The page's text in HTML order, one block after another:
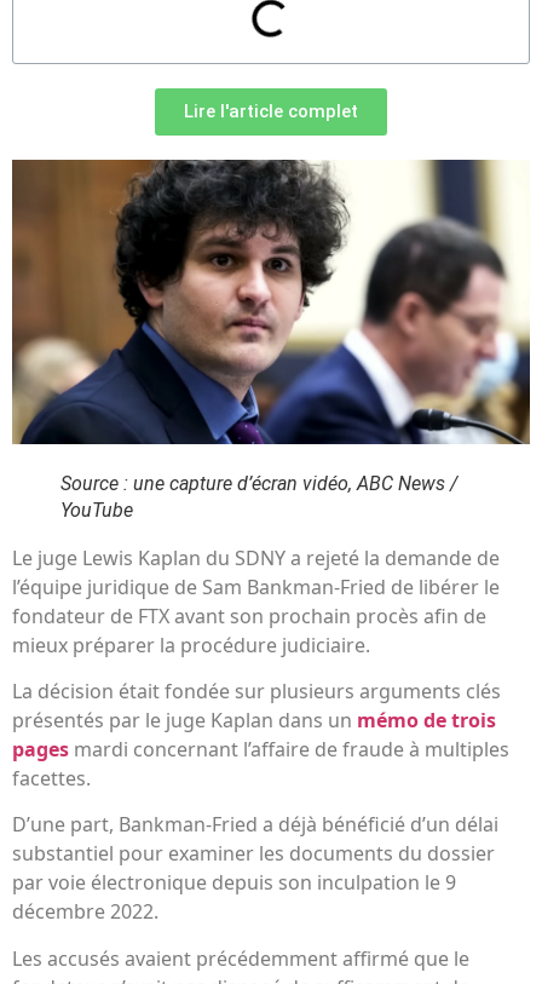
Lire l'article complet
Source : une capture d’écran vidéo, ABC News /
YouTube
Le juge Lewis Kaplan du SDNY a rejeté la demande de
l’équipe juridique de Sam Bankman-Fried de libérer le
fondateur de FTX avant son prochain procès afin de
mieux préparer la procédure judiciaire.
La décision était fondée sur plusieurs arguments clés
présentés par le juge Kaplan dans un mémo de trois
pages mardi concernant l’affaire de fraude à multiples
facettes.
D’une part, Bankman-Fried a déjà bénéficié d’un délai
substantiel pour examiner les documents du dossier
par voie électronique depuis son inculpation le 9
décembre 2022.
Les accusés avaient précédemment affirmé que le